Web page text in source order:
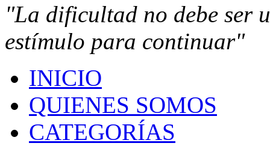
"La dificultad no debe ser
estímulo para continuar"
INICIO
QUIENES SOMOS
CATEGORÍAS